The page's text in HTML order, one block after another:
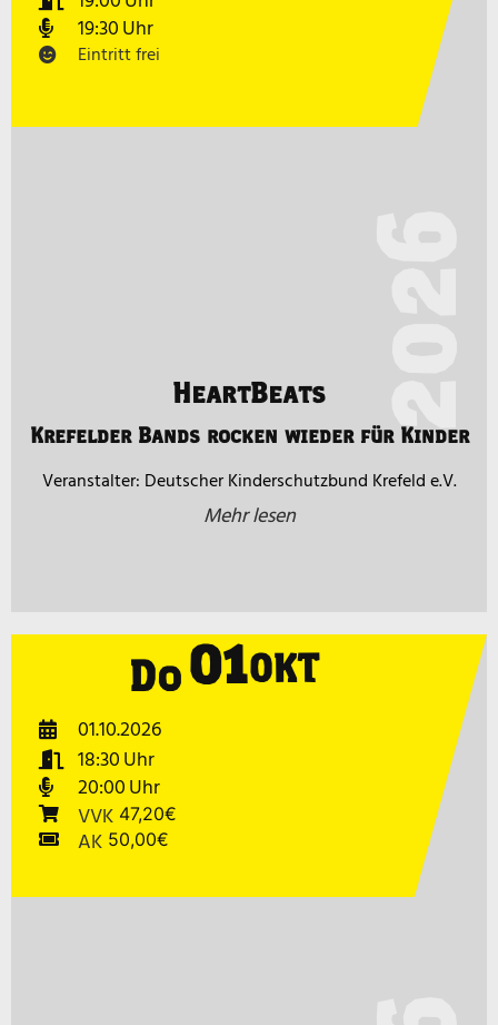
19:30
Eintritt frei
HeartBeats
Krefelder Bands rocken wieder für Kinder
Deutscher Kinderschutzbund Krefeld e.V.
Mehr lesen
Do01OKT
01.10.2026
18:30
20:00
VVK 47,20€
AK 50,00€